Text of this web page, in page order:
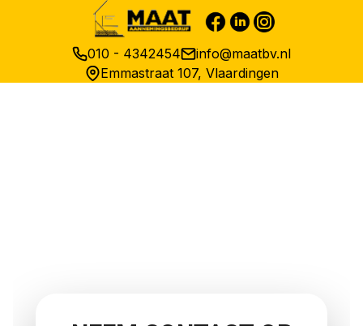
010 - 4342454
info@maatbv.nl
Emmastraat 107, Vlaardingen